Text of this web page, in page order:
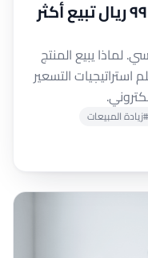
فن تسعير المنتجات: لماذا ٩٩ ريال تبيع أكثر
لماذا يبيع المنتج
من 100 ريال؟ تعلم استراتيجيات التسعير
#زيادة المبيعات